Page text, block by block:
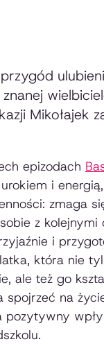
Mikołajek
epizodach
i
zmaga
z kolejnymi
i
która nie
ale też go
spojrzeć na